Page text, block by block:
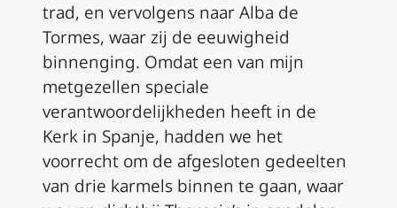
trad, en vervolgens naar Alba de
Tormes, waar zij de eeuwigheid
binnenging. Omdat een van mijn
metgezellen speciale
verantwoordelijkheden heeft in de
Kerk in Spanje, hadden we het
voorrecht om de afgesloten gedeelten
van drie karmels binnen te gaan, waar